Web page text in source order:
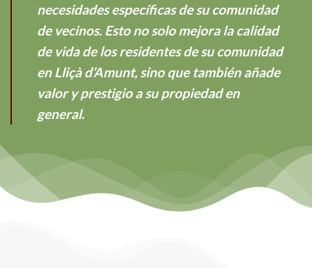
necesidades específicas de su comunidad
de vecinos. Esto no solo mejora la calidad
de vida de los residentes de su comunidad
en Lliçà d’Amunt, sino que también añade
valor y prestigio a su propiedad en
general.